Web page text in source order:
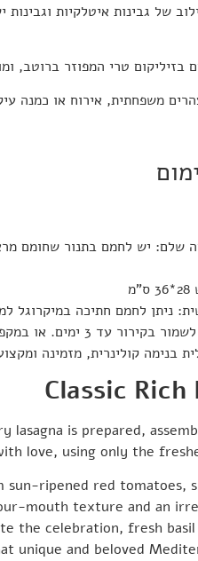
של גבינות איטלקיות
בזיליקום טרי המפוזר ברוטב,
משפחתית, אירוח או כמנה
שלם: יש לחמם בתנור שחומם מראש ל-180 מעלות למשך כ-20-30 דקות, או עד שהחלק
ניתן לחמם חתיכה במיקרוגל למשך כ-3 דקות (בהתאם לעוצמה) – עד
בקירור עד 3 ימים. או במקפיא לכחודשיים
בנימה קולינרית, מזמינה
Classic Rich
lasagna is prepared,
love, using only the
sun-ripened red tomatoes,
mouth texture and an
the celebration, fresh
unique and beloved